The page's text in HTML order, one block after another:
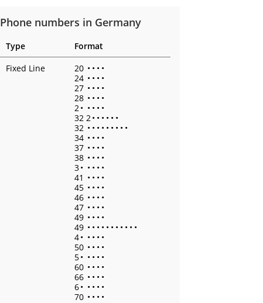
Phone numbers in Germany
Type
Format
Fixed Line
20 • • • •
24 • • • •
27 • • • •
28 • • • •
2• • • • •
32 2• • • • • •
32 • • • • • • • • •
34 • • • •
37 • • • •
38 • • • •
3• • • • •
41 • • • •
45 • • • •
46 • • • •
47 • • • •
49 • • • •
49 • • • • • • • • • • •
4• • • • •
50 • • • •
5• • • • •
60 • • • •
66 • • • •
6• • • • •
70 • • • •